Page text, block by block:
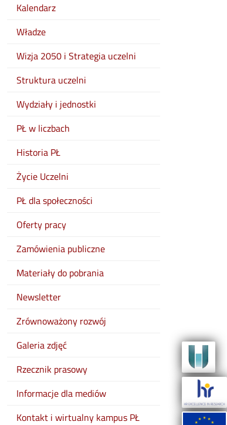
Kalendarz
Władze
Wizja 2050 i Strategia uczelni
Struktura uczelni
Wydziały i jednostki
PŁ w liczbach
Historia PŁ
Życie Uczelni
PŁ dla społeczności
Oferty pracy
Zamówienia publiczne
Materiały do pobrania
Newsletter
Zrównoważony rozwój
Galeria zdjęć
Rzecznik prasowy
Informacje dla mediów
Kontakt i wirtualny kampus PŁ